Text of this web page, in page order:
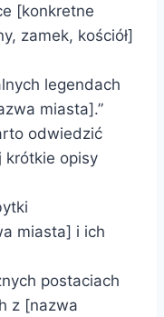
[konkretne
zamek, kościół]
legendach
miasta].”
odwiedzić
krótkie opisy
miasta] i ich
postaciach
z [nazwa